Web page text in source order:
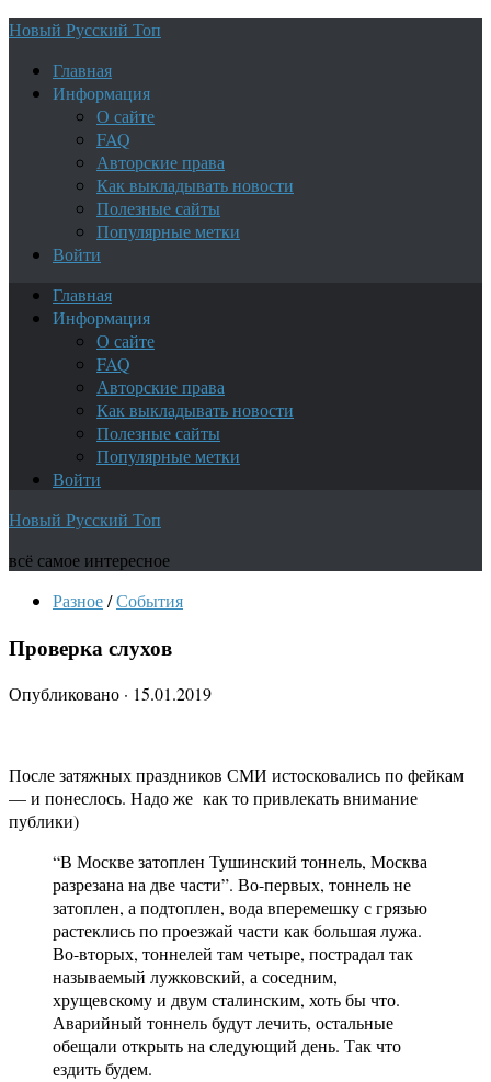
Новый Русский Топ
Главная
Информация
О сайте
FAQ
Авторские права
Как выкладывать новости
Полезные сайты
Популярные метки
Войти
Главная
Информация
О сайте
FAQ
Авторские права
Как выкладывать новости
Полезные сайты
Популярные метки
Войти
Новый Русский Топ
всё самое интересное
Разное/События
Проверка слухов
Опубликовано · 15.01.2019
После затяжных праздников СМИ истосковались по фейкам
— и понеслось. Надо же как то привлекать внимание
публики)
“В Москве затоплен Тушинский тоннель, Москва
разрезана на две части”. Во-первых, тоннель не
затоплен, а подтоплен, вода вперемешку с грязью
растеклись по проезжай части как большая лужа.
Во-вторых, тоннелей там четыре, пострадал так
называемый лужковский, а соседним,
хрущевскому и двум сталинским, хоть бы что.
Аварийный тоннель будут лечить, остальные
обещали открыть на следующий день. Так что
ездить будем.